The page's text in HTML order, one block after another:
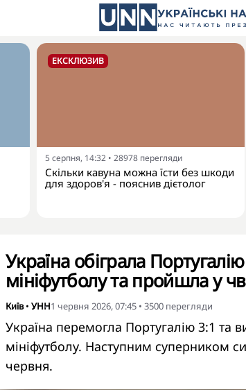
ЕКСКЛЮЗИВ
5 серпня, 14:32 • 28978 перегляди
Скільки кавуна можна їсти без шкоди
для здоров'я - пояснив дієтолог
Україна обіграла
мініфутболу та пройшла у
Київ• УНН1 червня 2026, 07:45 • 3500 перегляди
Україна перемогла Португалію 3:1 та
мініфутболу. Наступним суперником
червня.